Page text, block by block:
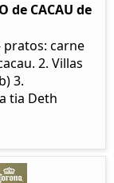
de CACAU de
pratos: carne
2. Villas
3.
tia Deth